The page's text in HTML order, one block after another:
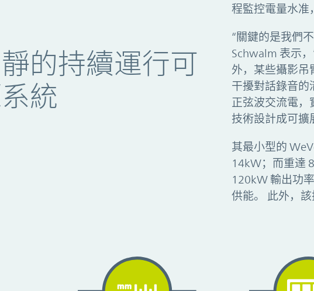
的持續運行可
統
程監控電量水准
“關鍵的是我們
Schwalm 表示
外，某些攝影吊
干擾對話錄音的
正弦波交流電，
技術設計成可擴
其最小型的
14kW；而重達
120kW 輸出功
供能。 此外，